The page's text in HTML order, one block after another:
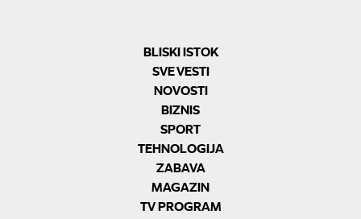
BLISKI ISTOK
SVE VESTI
NOVOSTI
BIZNIS
SPORT
TEHNOLOGIJA
ZABAVA
MAGAZIN
TV PROGRAM